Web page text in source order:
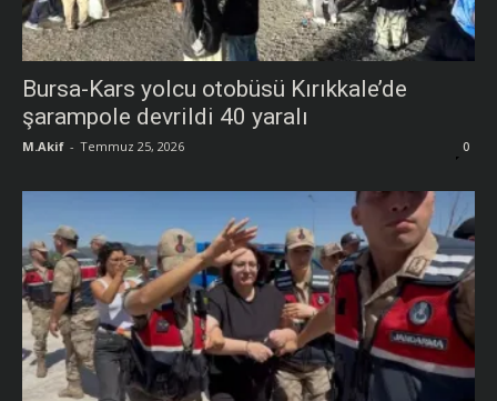
Bursa-Kars yolcu otobüsü Kırıkkale’de
şarampole devrildi 40 yaralı
M.Akif - Temmuz 25, 2026 0